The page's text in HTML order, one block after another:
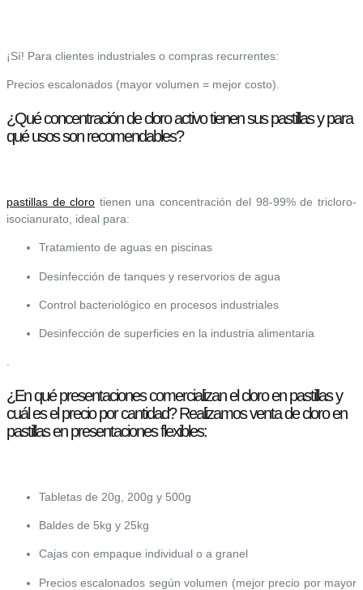
¡Sí! Para clientes industriales o compras recurrentes:
Precios escalonados (mayor volumen = mejor costo).
¿Qué concentración de cloro activo tienen sus pastillas y para
qué usos son recomendables?
pastillas de cloro tienen una concentración del 98-99% de tricloro-
isocianurato, ideal para:
Tratamiento de aguas en piscinas
Desinfección de tanques y reservorios de agua
Control bacteriológico en procesos industriales
Desinfección de superficies en la industria alimentaria
¿En qué presentaciones comercializan el cloro en pastillas y
cuál es el precio por cantidad? Realizamos venta de cloro en
pastillas en presentaciones flexibles:
Tabletas de 20g, 200g y 500g
Baldes de 5kg y 25kg
Cajas con empaque individual o a granel
Precios escalonados según volumen (mejor precio por mayor